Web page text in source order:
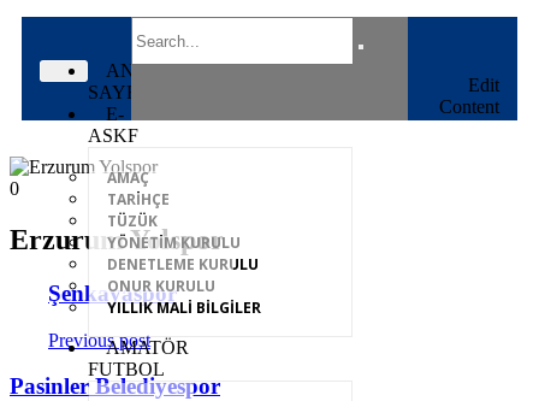
ANA
SAYFA
E-
ASKF
AMAÇ
TARİHÇE
TÜZÜK
YÖNETİM KURULU
DENETLEME KURULU
ONUR KURULU
YILLIK MALİ BİLGİLER
AMATÖR
FUTBOL
Edit
Content
0
Erzurum Yolspor
Şenkayaspor
Previous post
Pasinler Belediyespor